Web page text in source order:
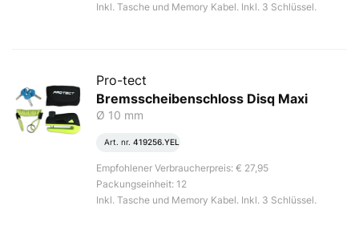
Inkl. Tasche und Memory Kabel. Inkl. 3 Schlüssel.
Pro-tect
Bremsscheibenschloss Disq Maxi
Ø 10 mm
Art. nr. 419256.YEL
Empfohlener Verbraucherpreis: € 27,95
Packungseinheit: 12
Inkl. Tasche und Memory Kabel. Inkl. 3 Schlüssel.